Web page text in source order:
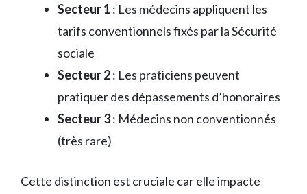
Secteur 1 : Les médecins appliquent les
tarifs conventionnels fixés par la Sécurité
sociale
Secteur 2: Les praticiens peuvent
pratiquer des dépassements d’honoraires
Secteur 3: Médecins non conventionnés
(très rare)
Cette distinction est cruciale car elle impacte